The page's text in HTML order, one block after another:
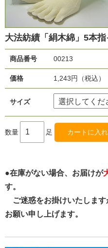
大法紡績「絹木綿」5本指
商品番号 00213
価格 1,243円（税込）
サイズ
数量 足
●在庫がない場合、お届けが
す。
ご迷惑をお掛けいたします
お願い申し上げます。